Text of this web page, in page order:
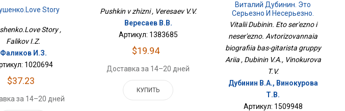
Story
Story ,
Falikov I.Z.
Фаликов И.З.
1020694
$37.23
за 14–20 дней
Pushkin v zhizni , Veresaev V.V.
Вересаев В.В.
Артикул: 1383685
$19.94
Доставка за 14–20 дней
КУПИТЬ
Виталий Дубинин. Это
Серьезно И Несерьезно.
Авторизованная Биография
Vitalii Dubinin. Eto ser'ezno i
neser'ezno. Avtorizovannaia
biografiia bas-gitarista gruppy
Ariia , Dubinin V.A., Vinokurova
T.V.
Дубинин В.А., Винокурова
Т.В.
Артикул: 1509948